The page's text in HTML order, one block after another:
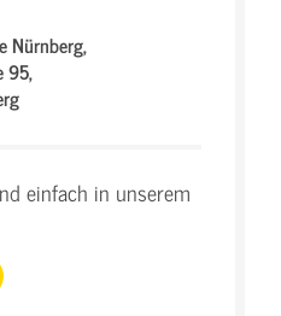
Nürnberg,
95,
einfach in unserem